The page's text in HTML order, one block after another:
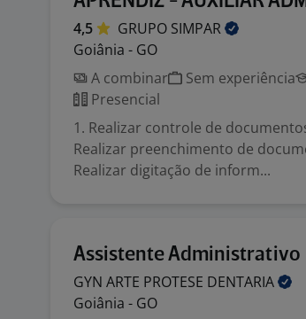
4,5 GRUPO SIMPAR
Goiânia - GO
A combinar
Sem experiência
Presencial
1. Realizar controle de
Realizar preenchimento de
Realizar digitação de inform...
Assistente Administrativo
GYN ARTE PROTESE DENTARIA
Goiânia - GO